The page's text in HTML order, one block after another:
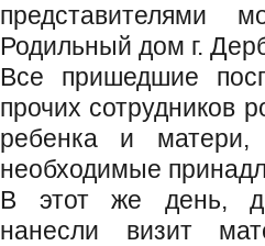
представителями
Родильный дом г.
Все пришедшие
прочих сотрудников
ребенка и
необходимые
В этот же день,
нанесли визит